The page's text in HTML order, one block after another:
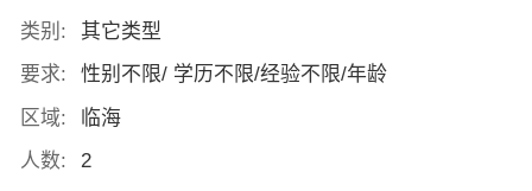
类别:
其它类型
要求:
性别不限/ 学历不限/经验不限/年龄
区域:
临海
人数:
2